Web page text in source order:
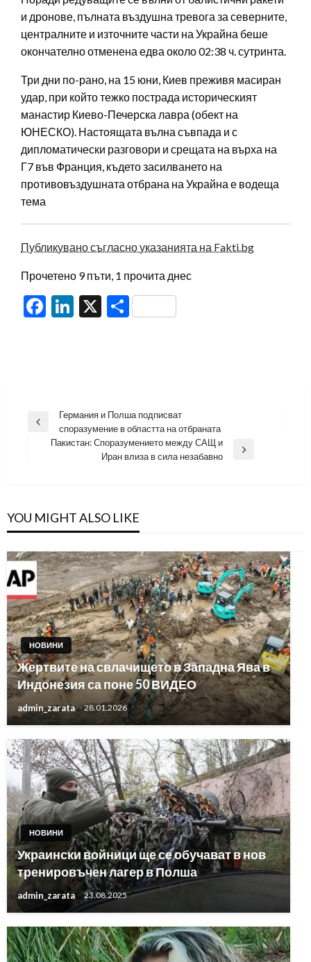
и дронове, пълната въздушна тревога за северните,
централните и източните части на Украйна беше
окончателно отменена едва около 02:38 ч. сутринта.
Три дни по-рано, на 15 юни, Киев преживя масиран
удар, при който тежко пострада историческият
манастир Киево-Печерска лавра (обект на
ЮНЕСКО). Настоящата вълна съвпада и с
дипломатически разговори и срещата на върха на
Г7 във Франция, където засилването на
противовъздушната отбрана на Украйна е водеща
тема
Публикувано съгласно указанията на Fakti.bg
Прочетено 9 пъти, 1 прочита днес
Facebook
LinkedIn
X Share
Навигация
Previous
Германия и Полша подписват
споразумение в областта на отбраната
Пакистан: Споразумението между САЩ и
Иран влиза в сила незабавно
YOU MIGHT ALSO LIKE
НОВИНИ
Жертвите на свлачището в Западна Ява в
Индонезия са поне 50 ВИДЕО
admin_zarata 28.01.2026
НОВИНИ
Украински войници ще се обучават в нов
тренировъчен лагер в Полша
admin_zarata 23.08.2025